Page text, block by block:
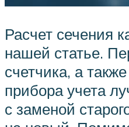
Расчет сечения
нашей статье.
счетчика, а
прибора учета
с заменой